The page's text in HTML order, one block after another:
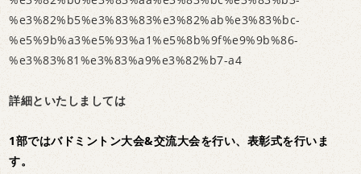
詳細といたしましては
1部ではバドミントン大会&交流大会を行い、表彰式を行いま
す。